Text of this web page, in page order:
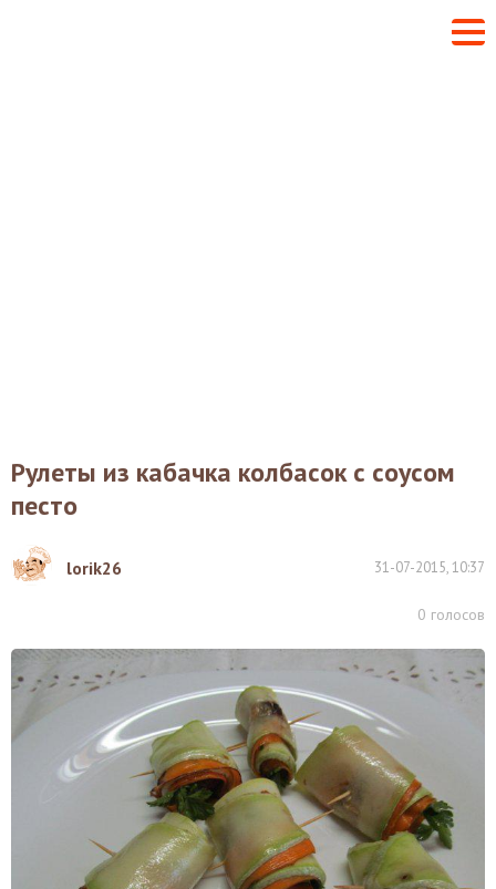
Рулеты из кабачка колбасок с соусом
песто
lorik26 31-07-2015, 10:37
0 голосов